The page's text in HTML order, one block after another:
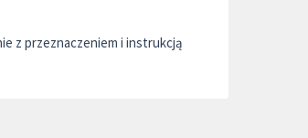
z przeznaczeniem i instrukcją